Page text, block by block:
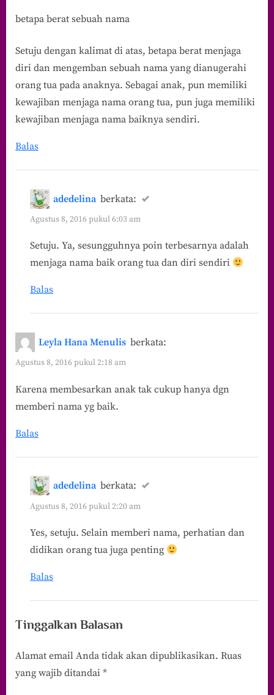
Do’a”
betapa berat sebuah nama
Setuju dengan kalimat di atas, betapa berat menjaga
diri dan mengemban sebuah nama yang dianugerahi
orang tua pada anaknya. Sebagai anak, pun memiliki
kewajiban menjaga nama orang tua, pun juga memiliki
kewajiban menjaga nama baiknya sendiri.
Balas
adedelina berkata:
Agustus 8, 2016 pukul 6:03 am
Setuju. Ya, sesungguhnya poin terbesarnya adalah
menjaga nama baik orang tua dan diri sendiri
Balas
Leyla Hana Menulis berkata:
Agustus 8, 2016 pukul 2:18 am
Karena membesarkan anak tak cukup hanya dgn
memberi nama yg baik.
Balas
adedelina berkata:
Agustus 8, 2016 pukul 2:20 am
Yes, setuju. Selain memberi nama, perhatian dan
didikan orang tua juga penting
Balas
Tinggalkan Balasan
Alamat email Anda tidak akan dipublikasikan. Ruas
yang wajib ditandai *